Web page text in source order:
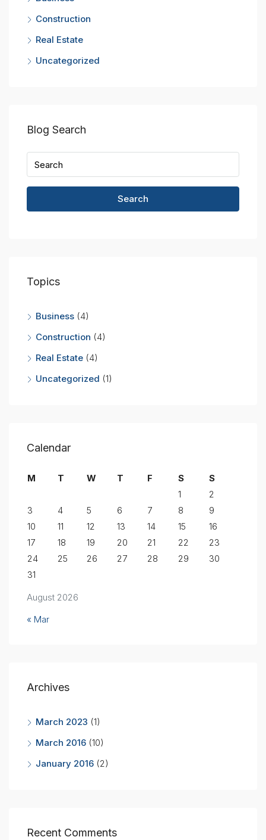
Construction
Real Estate
Uncategorized
Blog Search
Search
Topics
Business (4)
Construction (4)
Real Estate (4)
Uncategorized (1)
Calendar
August 2026
M T W T F S
S
1
2
3
4 5 6 7 8
9
10
11 12 13 14 15
16
17
18 19 20 21 22
23
24
25 26 27 28 29
30
31
« Mar
Archives
March 2023 (1)
March 2016 (10)
January 2016 (2)
Recent Comments